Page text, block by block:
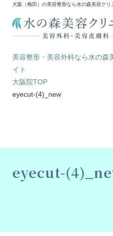
大阪（梅田）の美容整形なら水の森美容クリ
美容整形・美容外科なら水の森
イト
大阪院TOP
eyecut-(4)_new
eyecut-